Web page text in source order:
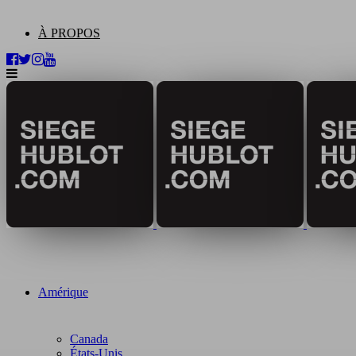
À PROPOS
Amérique
Canada
États-Unis